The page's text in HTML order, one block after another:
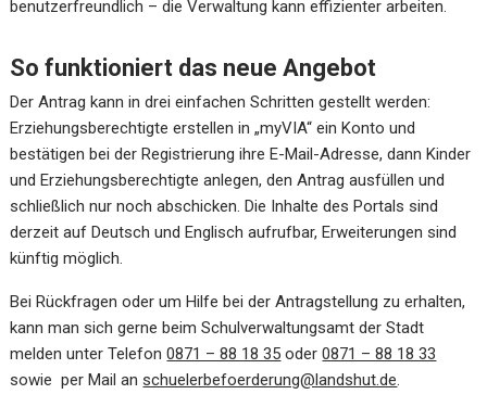
benutzerfreundlich – die Verwaltung kann effizienter arbeiten.
So funktioniert das neue Angebot
Der Antrag kann in drei einfachen Schritten gestellt werden:
Erziehungsberechtigte erstellen in „myVIA“ ein Konto und
bestätigen bei der Registrierung ihre E-Mail-Adresse, dann Kinder
und Erziehungsberechtigte anlegen, den Antrag ausfüllen und
schließlich nur noch abschicken. Die Inhalte des Portals sind
derzeit auf Deutsch und Englisch aufrufbar, Erweiterungen sind
künftig möglich.
Bei Rückfragen oder um Hilfe bei der Antragstellung zu erhalten,
kann man sich gerne beim Schulverwaltungsamt der Stadt
melden unter Telefon0871 – 88 18 35 oder0871 – 88 18 33
sowie per Mail anschuelerbefoerderung@landshut.de